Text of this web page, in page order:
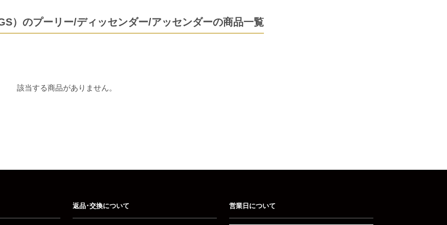
）のプーリー/ディッセンダー/アッセンダーの商品一覧
該当する商品がありません。
返品･交換について 営業日について